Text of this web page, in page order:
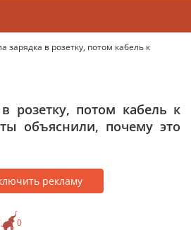
зарядка в розетку, потом кабель к
розетку, потом кабель к
объяснили, почему это
рекламу
0